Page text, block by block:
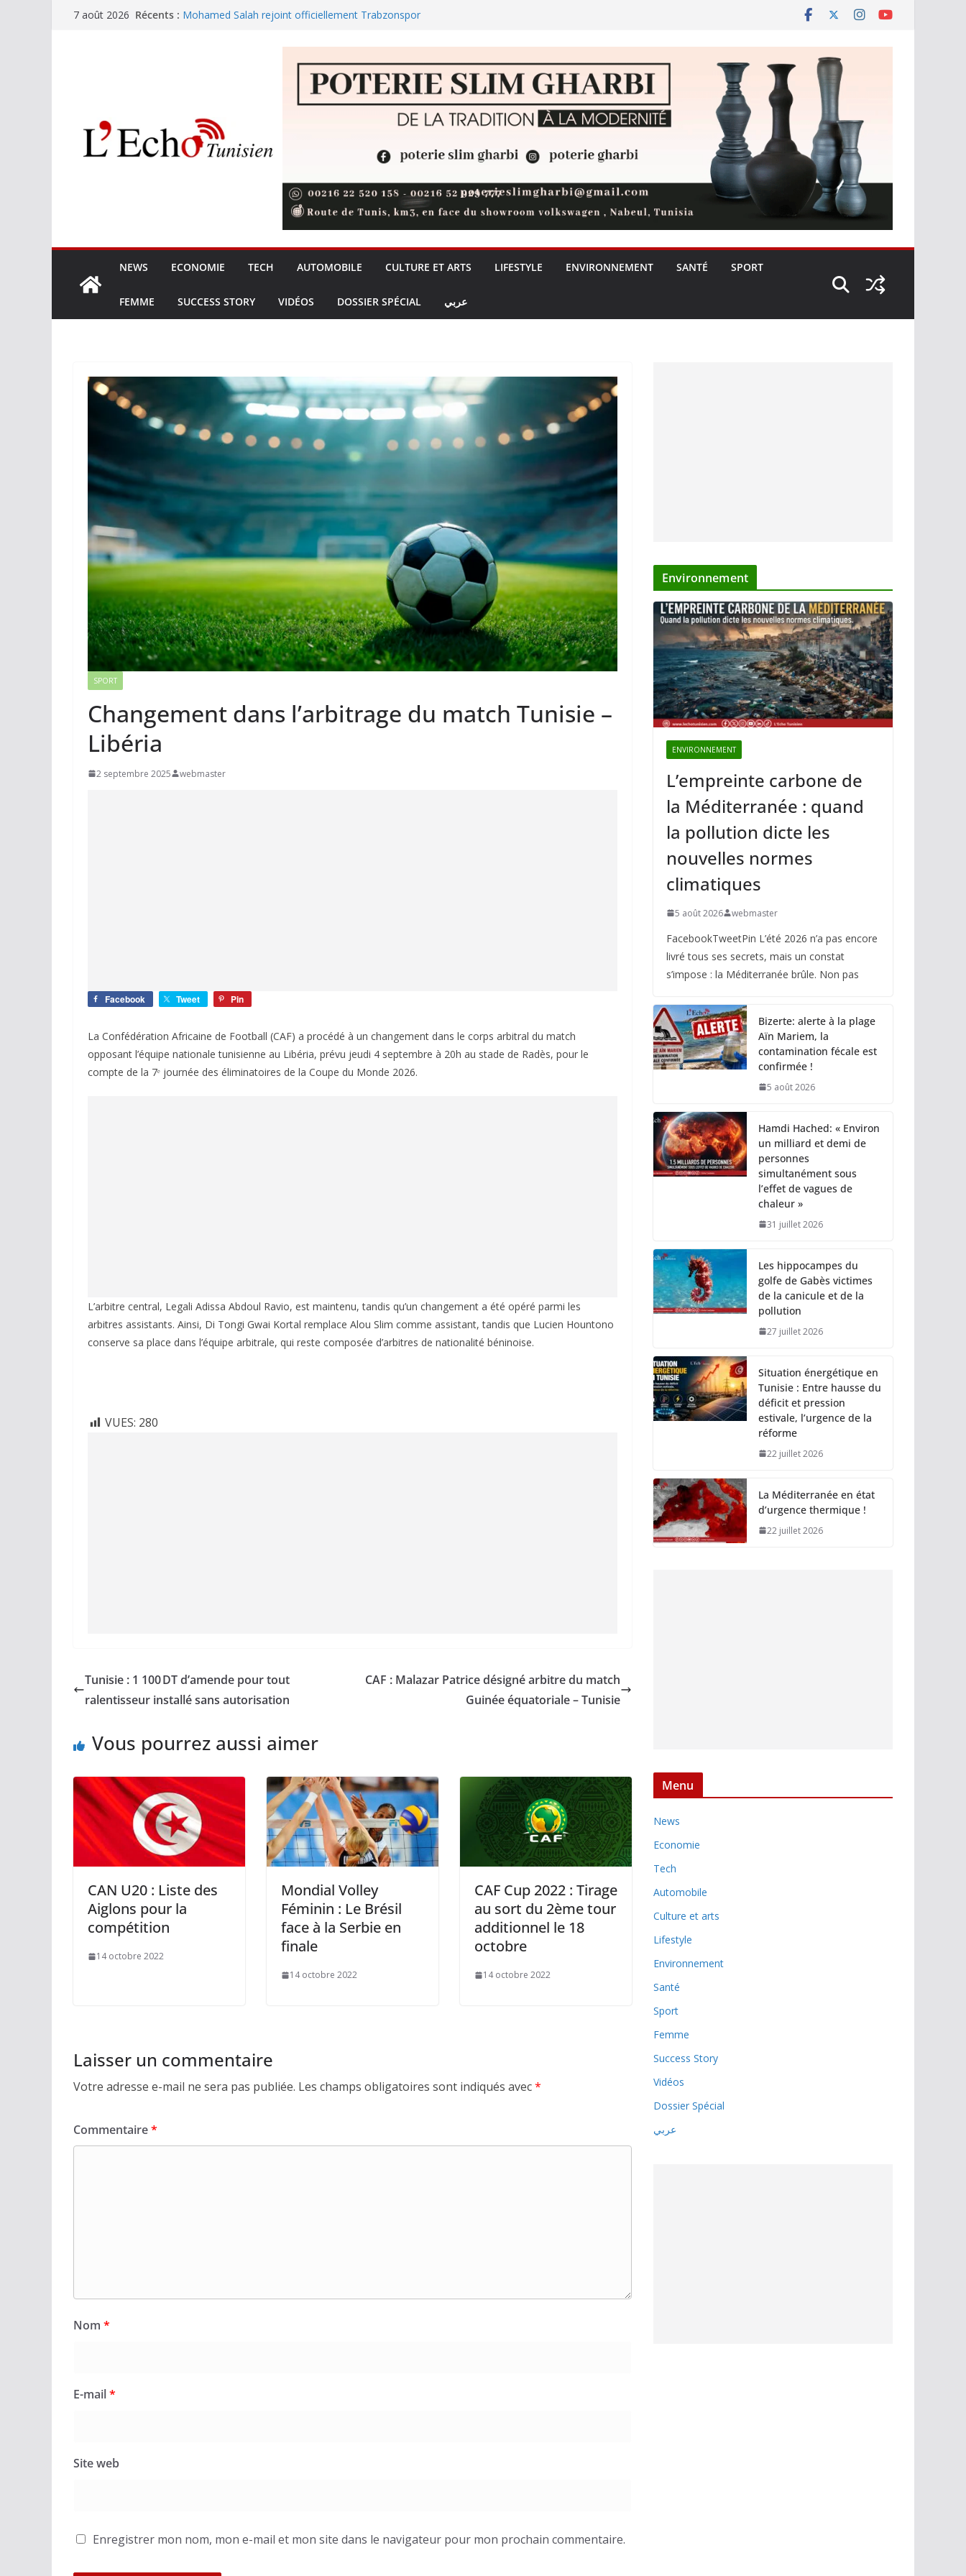
Passer7 août 2026 Récents : Mohamed Salah rejoint officiellement Trabzonspor
les prérogatives et la qualité de la formation + (Vidéo)
Les opérateurs privés gèrent 73 % des réserves de pommes
8,425 MDT pour le nettoyage des plages et des zones
touristiques en haute saison
NEWS ECONOMIE TECH AUTOMOBILE CULTURE ET ARTS LIFESTYLE ENVIRONNEMENT SANTÉ SPORT
FEMME SUCCESS STORY VIDÉOS DOSSIER SPÉCIAL عربي
SPORT
Changement dans l’arbitrage du match Tunisie –
Libéria
2 septembre 2025 webmaster
Facebook Tweet Pin
La Confédération Africaine de Football (CAF) a procédé à un changement dans le corps arbitral du match
opposant l’équipe nationale tunisienne au Libéria, prévu jeudi 4 septembre à 20h au stade de Radès, pour le
compte de la 7ᵉ journée des éliminatoires de la Coupe du Monde 2026.
L’arbitre central, Legali Adissa Abdoul Ravio, est maintenu, tandis qu’un changement a été opéré parmi les
arbitres assistants. Ainsi, Di Tongi Gwai Kortal remplace Alou Slim comme assistant, tandis que Lucien Hountono
conserve sa place dans l’équipe arbitrale, qui reste composée d’arbitres de nationalité béninoise.
VUES: 280
Tunisie : 1 100 DT d’amende pour tout
ralentisseur installé sans autorisation
CAF : Malazar Patrice désigné arbitre du match
Guinée équatoriale – Tunisie
Vous pourrez aussi aimer
CAN U20 : Liste des
Aiglons pour la
compétition
14 octobre 2022
Mondial Volley
Féminin : Le Brésil
face à la Serbie en
finale
14 octobre 2022
CAF Cup 2022 : Tirage
au sort du 2ème tour
additionnel le 18
octobre
14 octobre 2022
Laisser un commentaire
Votre adresse e-mail ne sera pas publiée. Les champs obligatoires sont indiqués avec*
Commentaire*
Nom *
E-mail*
Site web
Enregistrer mon nom, mon e-mail et mon site dans le navigateur pour mon prochain commentaire.
Environnement
ENVIRONNEMENT
L’empreinte carbone de
la Méditerranée : quand
la pollution dicte les
nouvelles normes
climatiques
5 août 2026 webmaster
FacebookTweetPin L’été 2026 n’a pas encore
livré tous ses secrets, mais un constat
s’impose : la Méditerranée brûle. Non pas
Bizerte: alerte à la plage
Aïn Mariem, la
contamination fécale est
confirmée !
5 août 2026
Hamdi Hached: « Environ
un milliard et demi de
personnes
simultanément sous
l’effet de vagues de
chaleur »
31 juillet 2026
Les hippocampes du
golfe de Gabès victimes
de la canicule et de la
pollution
27 juillet 2026
Situation énergétique en
Tunisie : Entre hausse du
déficit et pression
estivale, l’urgence de la
réforme
22 juillet 2026
La Méditerranée en état
d’urgence thermique !
22 juillet 2026
Menu
News
Economie
Tech
Automobile
Culture et arts
Lifestyle
Environnement
Santé
Sport
Femme
Success Story
Vidéos
Dossier Spécial
عربي